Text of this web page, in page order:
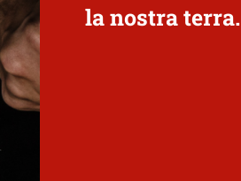
la nostra terra.